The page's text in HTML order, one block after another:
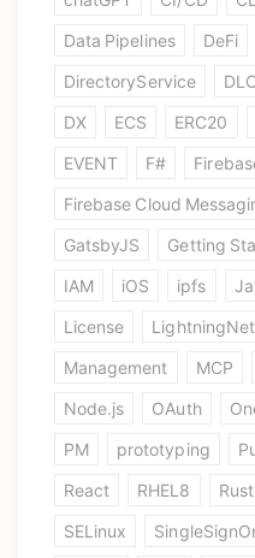
Data Pipelines
DeFi
DirectoryService
DX
ECS ERC20
EVENT
F#
Firebase Cloud
GatsbyJS
Getting
IAM
iOS ipfs
License
Management
MCP
Node.js
OAuth
PM
prototyping
React
RHEL8 Rust
SELinux